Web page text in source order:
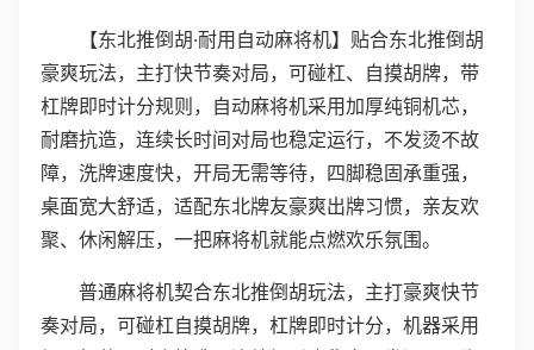
【东北推倒胡·耐用自动麻将机】贴合东北推倒胡
豪爽玩法，主打快节奏对局，可碰杠、自摸胡牌，带
杠牌即时计分规则，自动麻将机采用加厚纯铜机芯，
耐磨抗造，连续长时间对局也稳定运行，不发烫不故
障，洗牌速度快，开局无需等待，四脚稳固承重强，
桌面宽大舒适，适配东北牌友豪爽出牌习惯，亲友欢
聚、休闲解压，一把麻将机就能点燃欢乐氛围。
普通麻将机契合东北推倒胡玩法，主打豪爽快节
奏对局，可碰杠自摸胡牌，杠牌即时计分，机器采用